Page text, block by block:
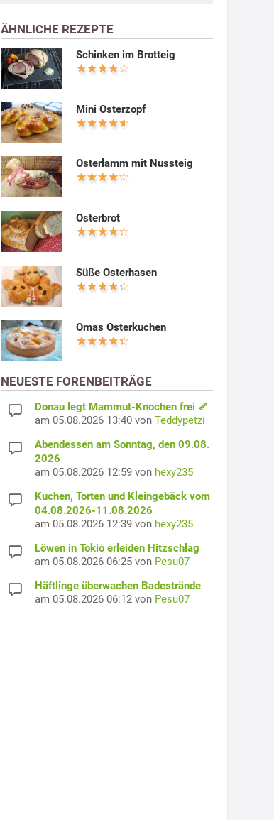
ÄHNLICHE REZEPTE
Schinken im Brotteig
Mini Osterzopf
Osterlamm mit Nussteig
Osterbrot
Süße Osterhasen
Omas Osterkuchen
NEUESTE FORENBEITRÄGE
Donau legt Mammut-Knochen frei 🦴
am 05.08.2026 13:40 von Teddypetzi
Abendessen am Sonntag, den 09.08.
2026
am 05.08.2026 12:59 von hexy235
Kuchen, Torten und Kleingebäck vom
04.08.2026-11.08.2026
am 05.08.2026 12:39 von hexy235
Löwen in Tokio erleiden Hitzschlag
am 05.08.2026 06:25 von Pesu07
Häftlinge überwachen Badestrände
am 05.08.2026 06:12 von Pesu07